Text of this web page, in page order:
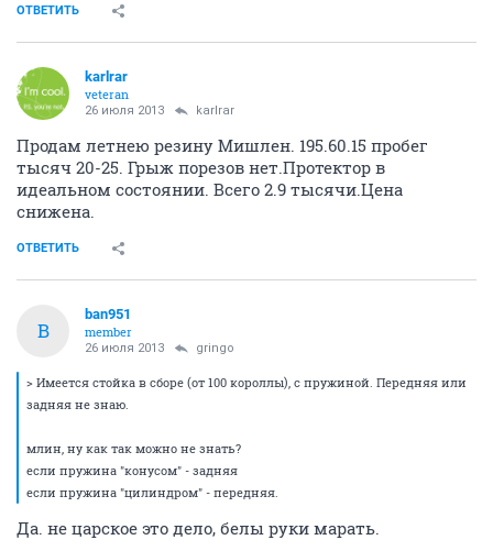
ОТВЕТИТЬ
karlrar
veteran
26 июля 2013 karlrar
Продам летнею резину Мишлен. 195.60.15 пробег
тысяч 20-25. Грыж порезов нет.Протектор в
идеальном состоянии. Всего 2.9 тысячи.Цена
снижена.
ОТВЕТИТЬ
B
ban951
member
26 июля 2013 gringo
> Имеется стойка в сборе (от 100 короллы), с пружиной. Передняя или
задняя не знаю.
млин, ну как так можно не знать?
если пружина "конусом" - задняя
если пружина "цилиндром" - передняя.
Да. не царское это дело, белы руки марать.